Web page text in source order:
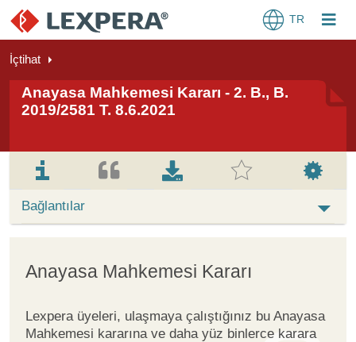
TR
İçtihat
Anayasa Mahkemesi Kararı - 2. B., B.
2019/2581 T. 8.6.2021
Bağlantılar
Anayasa Mahkemesi Kararı
Lexpera üyeleri, ulaşmaya çalıştığınız bu Anayasa
Mahkemesi kararına ve daha yüz binlerce karara